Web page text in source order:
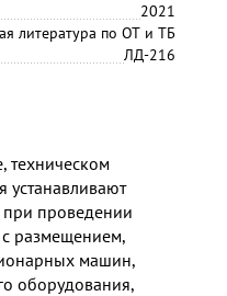
2021
литература по ОТ и ТБ
ЛД-216
техническом
устанавливают
при проведении
размещением,
машин,
оборудования,